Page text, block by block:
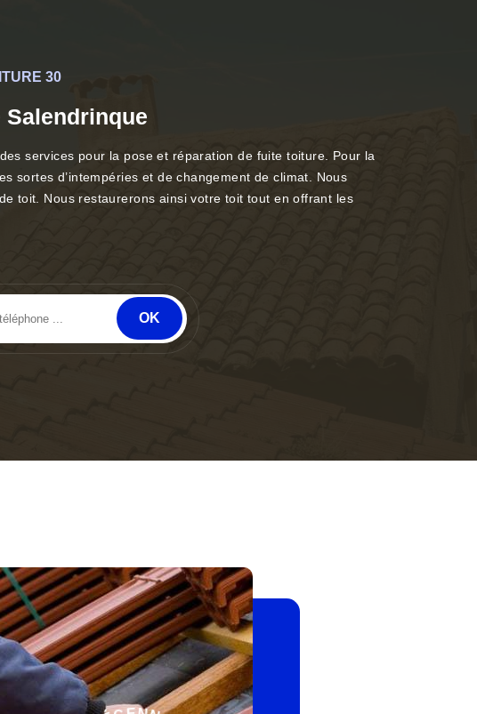
30
Salendrinque
services pour la pose et réparation de fuite toiture. Pour la
sortes d’intempéries et de changement de climat. Nous
toit. Nous restaurerons ainsi votre toit tout en offrant les